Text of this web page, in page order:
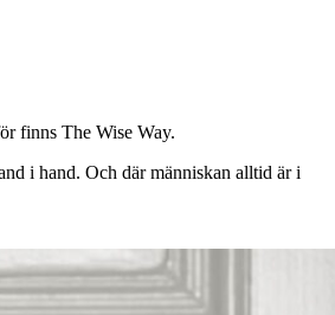
finns The Wise Way.
i hand. Och där människan alltid är i